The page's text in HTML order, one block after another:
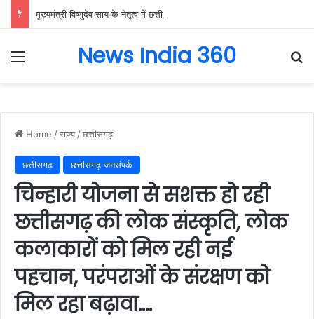
Menu News India 360
Home /राज्य /छत्तीसगढ़
छत्तीसगढ़ छत्तीसगढ़ जनसंपर्क
चिन्हारी योजना से सशक्त हो रही
छत्तीसगढ़ की लोक संस्कृति, लोक
कलाकारों को मिल रही नई
पहचान, परंपराओं के संरक्षण को
मिल रहा बढ़ावा….